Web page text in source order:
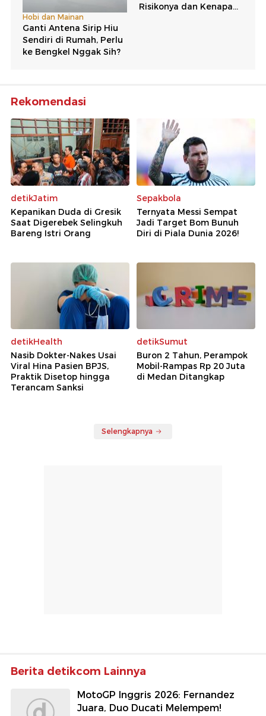
Rekomendasi
detikJatim
Kepanikan Duda di Gresik
Saat Digerebek Selingkuh
Bareng Istri Orang
Sepakbola
Ternyata Messi Sempat
Jadi Target Bom Bunuh
Diri di Piala Dunia 2026!
detikHealth
Nasib Dokter-Nakes Usai
Viral Hina Pasien BPJS,
Praktik Disetop hingga
Terancam Sanksi
detikSumut
Buron 2 Tahun, Perampok
Mobil-Rampas Rp 20 Juta
di Medan Ditangkap
Selengkapnya
Berita detikcom Lainnya
MotoGP Inggris 2026: Fernandez
Juara, Duo Ducati Melempem!